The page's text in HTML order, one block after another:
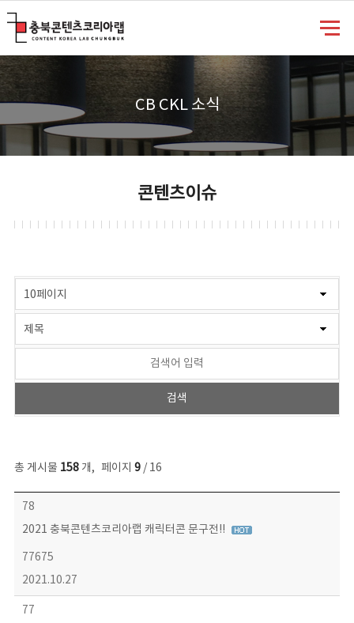
CB CKL 소식
콘텐츠이슈
총 게시물 158개, 페이지 9/ 16
콘텐츠이슈 목록 - 번호, 제목, 작성자, 파일, 조회수, 작성일 정보 제공
78
2021 충북콘텐츠코리아랩 캐릭터콘 문구전!!
77675
2021.10.27
77